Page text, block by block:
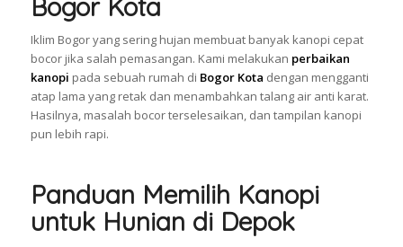
Bogor Kota
Iklim Bogor yang sering hujan membuat banyak kanopi cepat
bocor jika salah pemasangan. Kami melakukan perbaikan
kanopi pada sebuah rumah di Bogor Kota dengan mengganti
atap lama yang retak dan menambahkan talang air anti karat.
Hasilnya, masalah bocor terselesaikan, dan tampilan kanopi
pun lebih rapi.
Panduan Memilih Kanopi
untuk Hunian di Depok